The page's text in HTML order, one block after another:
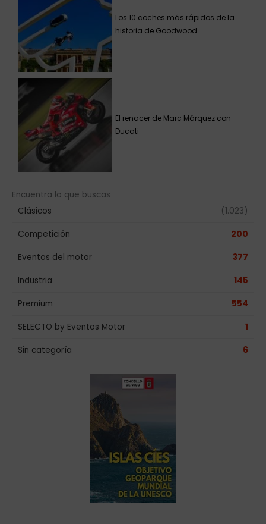
Los 10 coches más rápidos de la
historia de Goodwood
El renacer de Marc Márquez con
Ducati
Encuentra lo que buscas
Clásicos
(1.023)
Competición 200
Eventos del motor 377
Industria 145
Premium 554
SELECTO by Eventos Motor 1
Sin categoría 6